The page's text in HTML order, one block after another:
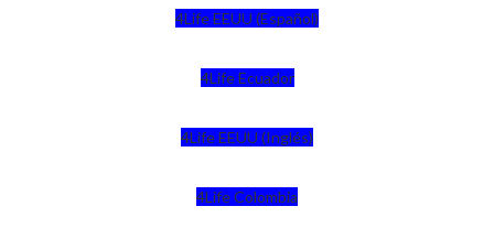
4Life EEUU (Español)
4Life Ecuador
4Life EEUU (Inglés)
4Life Colombia